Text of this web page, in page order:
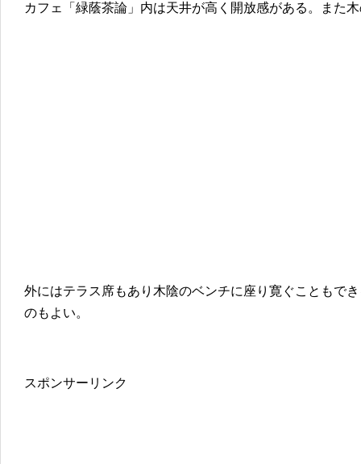
カフェ「緑蔭茶論」内は天井が高く開放感がある。また
外にはテラス席もあり木陰のベンチに座り寛ぐこともで
のもよい。
スポンサーリンク